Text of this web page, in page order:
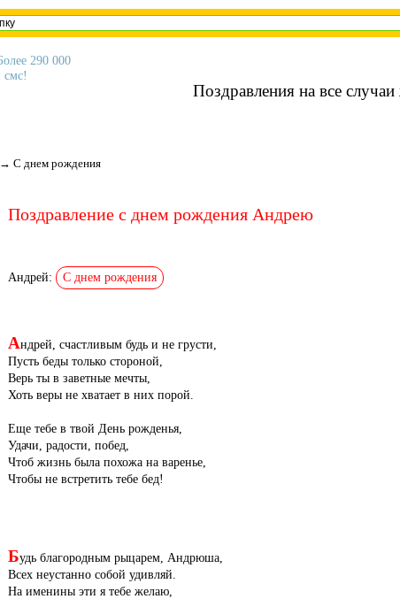
Поздравления на все
→ С днем рождения
Поздравление с днем рождения Андрею
Андрей: С днем рождения
Андрей, счастливым будь и не грусти,
Пусть беды только стороной,
Верь ты в заветные мечты,
Хоть веры не хватает в них порой.
Еще тебе в твой День рожденья,
Удачи, радости, побед,
Чтоб жизнь была похожа на варенье,
Чтобы не встретить тебе бед!
Будь благородным рыцарем, Андрюша,
Всех неустанно собой удивляй.
На именины эти я тебе желаю,